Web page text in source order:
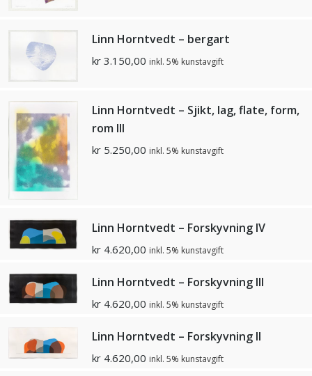
Linn Horntvedt – bergart
kr 3.150,00 inkl. 5% kunstavgift
Linn Horntvedt – Sjikt, lag, flate, form,
rom llI
kr 5.250,00 inkl. 5% kunstavgift
Linn Horntvedt – Forskyvning IV
kr 4.620,00 inkl. 5% kunstavgift
Linn Horntvedt – Forskyvning III
kr 4.620,00 inkl. 5% kunstavgift
Linn Horntvedt – Forskyvning II
kr 4.620,00 inkl. 5% kunstavgift